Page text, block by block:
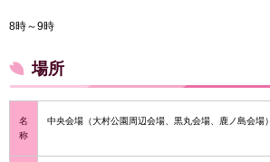
8時～9時
場所
名
称
中央会場（大村公園周辺会場、黒丸会場、鹿ノ島会場）